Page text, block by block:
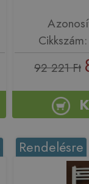
92 221 Ft
Rendelésre